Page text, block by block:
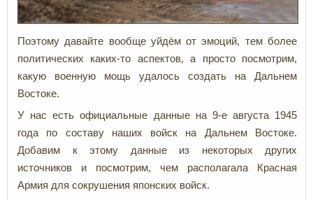
Поэтому давайте вообще уйдём от эмоций, тем более
политических каких-то аспектов, а просто посмотрим,
какую военную мощь удалось создать на Дальнем
Востоке.
У нас есть официальные данные на 9-е августа 1945
года по составу наших войск на Дальнем Востоке.
Добавим к этому данные из некоторых других
источников и посмотрим, чем располагала Красная
Армия для сокрушения японских войск.